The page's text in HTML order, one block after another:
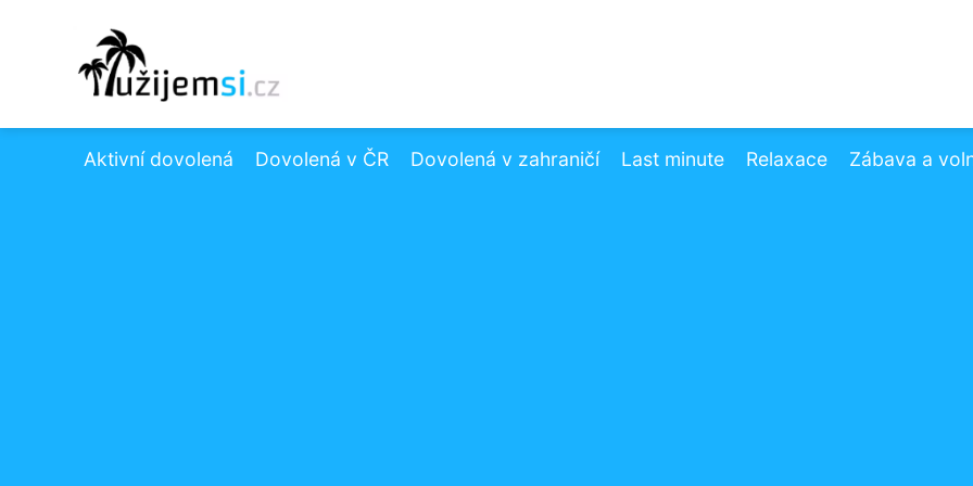
Aktivní dovolená Dovolená v ČR Dovolená v zahraničí Last minute Relaxace Zábava a